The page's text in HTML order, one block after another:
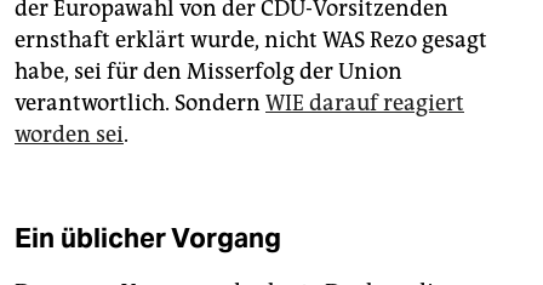
der Europawahl von der CDU-Vorsitzenden
ernsthaft erklärt wurde, nicht WAS Rezo gesagt
habe, sei für den Misserfolg der Union
verantwortlich. Sondern WIE darauf reagiert
worden sei.
Ein üblicher Vorgang